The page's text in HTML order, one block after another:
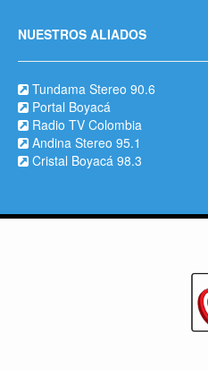
NUESTROS ALIADOS
Tundama Stereo 90.6
Portal Boyacá
Radio TV Colombia
Andina Stereo 95.1
Cristal Boyacá 98.3